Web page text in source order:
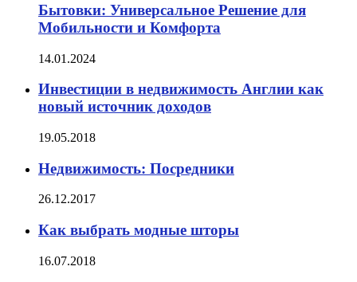
Бытовки: Универсальное Решение для
Мобильности и Комфорта
14.01.2024
Инвестиции в недвижимость Англии как
новый источник доходов
19.05.2018
Недвижимость: Посредники
26.12.2017
Как выбрать модные шторы
16.07.2018